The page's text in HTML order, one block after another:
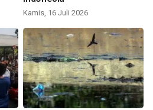
Kamis, 16 Juli 2026